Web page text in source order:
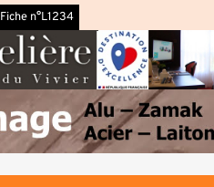
Fiche n°L1234